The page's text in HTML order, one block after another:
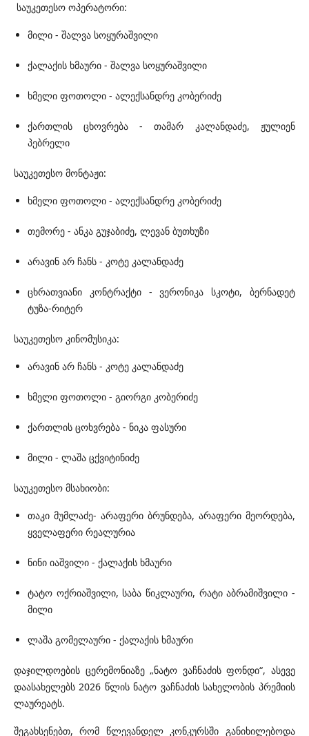
საუკეთესო ოპერატორი:
მილი - შალვა სოყურაშვილი
ქალაქის ხმაური - შალვა სოყურაშვილი
ხმელი ფოთოლი - ალექსანდრე კობერიძე
ქართლის ცხოვრება - თამარ კალანდაძე, ჟულიენ
პებრელი
საუკეთესო მონტაჟი:
ხმელი ფოთოლი - ალექსანდრე კობერიძე
თემორე - ანკა გუჯაბიძე, ლევან ბუთხუზი
არავინ არ ჩანს - კოტე კალანდაძე
ცხრათვიანი კონტრაქტი - ვერონიკა სკოტი, ბერნადეტ
ტუზა-რიტერ
საუკეთესო კინომუსიკა:
არავინ არ ჩანს - კოტე კალანდაძე
ხმელი ფოთოლი - გიორგი კობერიძე
ქართლის ცოხვრება - ნიკა ფასური
მილი - ლაშა ცქვიტინიძე
საუკეთესო მსახიობი:
თაკი მუმლაძე- არაფერი ბრუნდება, არაფერი მეორდება,
ყველაფერი რეალურია
ნინი იაშვილი - ქალაქის ხმაური
ტატო ოქრიაშვილი, საბა წიკლაური, რატი აბრამიშვილი -
მილი
ლაშა გომელაური - ქალაქის ხმაური
დაჯილდოების ცერემონიაზე „ნატო ვაჩნაძის ფონდი“, ასევე
დაასახელებს 2026 წლის ნატო ვაჩნაძის სახელობის პრემიის
ლაურეატს.
შეგახსენებთ, რომ წლევანდელ კონკურსში განიხილებოდა